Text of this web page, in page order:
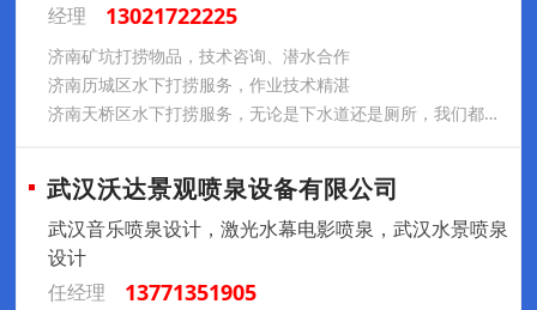
经理
13021722225
济南矿坑打捞物品，技术咨询、潜水合作
济南历城区水下打捞服务，作业技术精湛
济南天桥区水下打捞服务，无论是下水道还是厕所，我们都解决方案
武汉沃达景观喷泉设备有限公司
武汉音乐喷泉设计，激光水幕电影喷泉，武汉水景喷泉
设计
任经理
13771351905